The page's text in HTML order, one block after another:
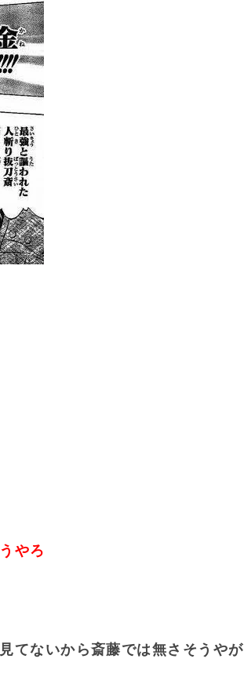
やろ
てないから斎藤では無さそうやが